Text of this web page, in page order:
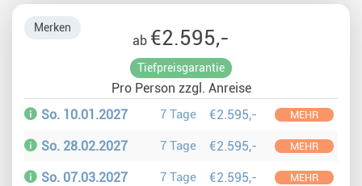
Merken
ab €2.595,-
Tiefpreisgarantie
Pro Person zzgl. Anreise
So. 10.01.2027
7 Tage €2.595,- MEHR
So. 28.02.2027 7 Tage €2.595,- MEHR
So. 07.03.2027 7 Tage €2.595,- MEHR